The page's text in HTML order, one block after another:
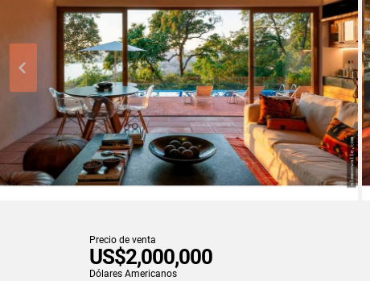
Precio de venta
US$2,000,000
Dólares Americanos